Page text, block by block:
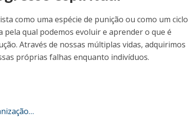
como uma espécie de punição ou como um ciclo
qual podemos evoluir e aprender o que é
Através de nossas múltiplas vidas, adquirimos
próprias falhas enquanto indivíduos.